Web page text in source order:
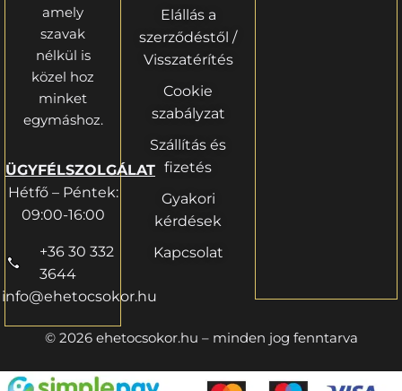
amely
szavak
nélkül is
közel hoz
minket
egymáshoz.
ÜGYFÉLSZOLGÁLAT
Hétfő – Péntek:
09:00-16:00
+36 30 332
3644
info@ehetocsokor.hu
Elállás a
szerződéstől /
Visszatérítés
Cookie
szabályzat
Szállítás és
fizetés
Gyakori
kérdések
Kapcsolat
© 2026 ehetocsokor.hu – minden jog fenntarva